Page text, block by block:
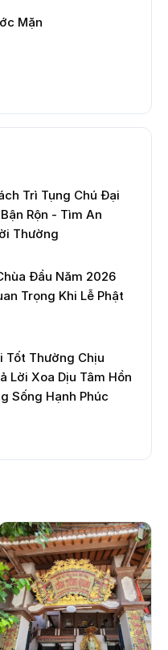
Mặn
Trì Tụng Chú Đại
Rộn - Tìm An
Thường
Đầu Năm 2026
Trọng Khi Lễ Phật
Tốt Thường Chịu
Lời Xoa Dịu Tâm Hồn
Sống Hạnh Phúc